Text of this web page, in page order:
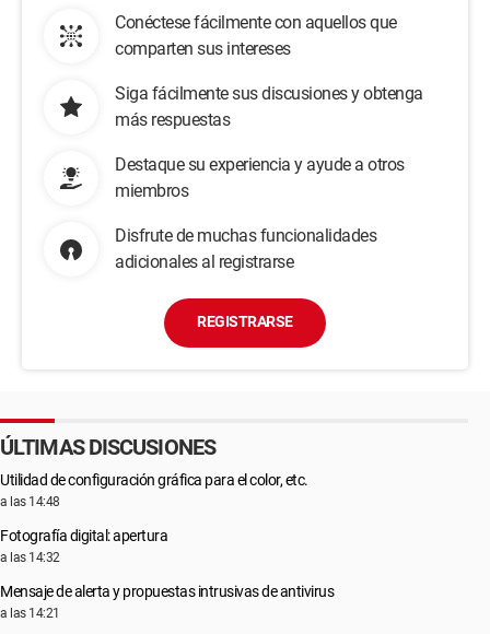
Conéctese fácilmente con aquellos que
comparten sus intereses
Siga fácilmente sus discusiones y obtenga
más respuestas
Destaque su experiencia y ayude a otros
miembros
Disfrute de muchas funcionalidades
adicionales al registrarse
REGISTRARSE
ÚLTIMAS DISCUSIONES
Utilidad de configuración gráfica para el color, etc.
a las 14:48
Fotografía digital: apertura
a las 14:32
Mensaje de alerta y propuestas intrusivas de antivirus
a las 14:21